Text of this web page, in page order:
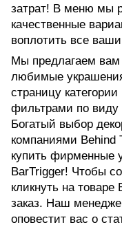
затрат! В меню мы
качественные
воплотить все
Мы предлагаем вам
любимые
страницу
фильтрами по виду
Богатый выбор
компаниями Behind
купить фирменные
BarTrigger! Чтобы
кликнуть на
заказ. Наш
оповестит вас о